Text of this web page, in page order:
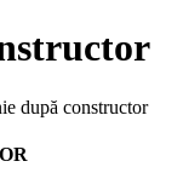
după constructor